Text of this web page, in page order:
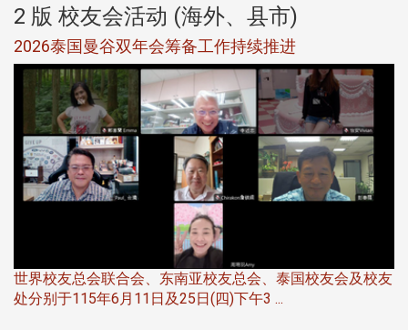
2 版 校友会活动 (海外、县市)
2026泰国曼谷双年会筹备工作持续推进
世界校友总会联合会、东南亚校友总会、泰国校友会及校友
处分别于115年6月11日及25日(四)下午3 ...